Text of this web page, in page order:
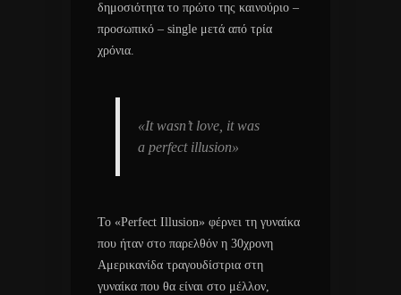
δημοσιότητα το πρώτο της καινούριο –
προσωπικό – single μετά από τρία
χρόνια.
«It wasn’t love, it was
a perfect illusion»
Το «Perfect Illusion» φέρνει τη γυναίκα
που ήταν στο παρελθόν η 30χρονη
Αμερικανίδα τραγουδίστρια στη
γυναίκα που θα είναι στο μέλλον,